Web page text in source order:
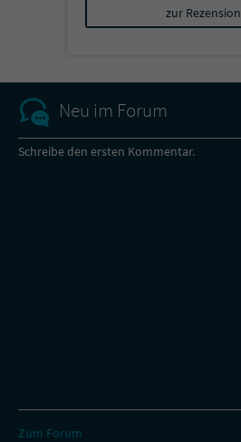
zur Rezension
Neu im Forum
Schreibe den ersten Kommentar.
Zum Forum